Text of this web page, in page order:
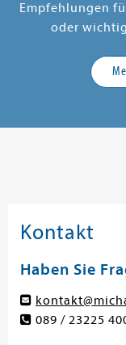
Empfehlungen
oder
Kontakt
Haben Sie
089 / 23225